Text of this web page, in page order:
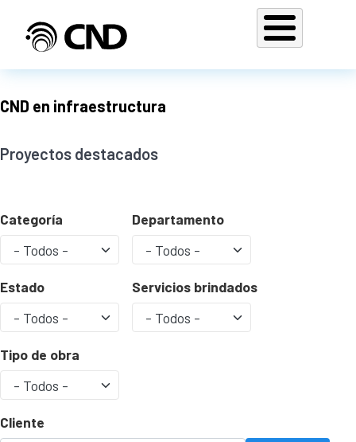
CND en infraestructura
Proyectos destacados
Categoría Departamento
Estado Servicios brindados
Tipo de obra
Cliente